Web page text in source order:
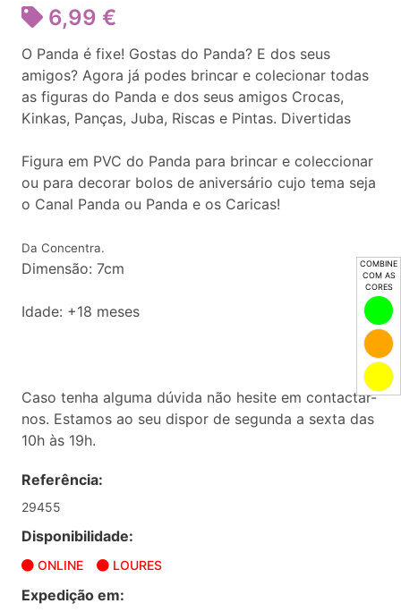
COMBINE
COM AS
CORES
6,99 €
O Panda é fixe! Gostas do Panda? E dos seus
amigos? Agora já podes brincar e colecionar todas
as figuras do Panda e dos seus amigos Crocas,
Kinkas, Panças, Juba, Riscas e Pintas. Divertidas
Figura em PVC do Panda para brincar e coleccionar
ou para decorar bolos de aniversário cujo tema seja
o Canal Panda ou Panda e os Caricas!
Da Concentra.
Dimensão: 7cm
Idade: +18 meses
Caso tenha alguma dúvida não hesite em contactar-
nos. Estamos ao seu dispor de segunda a sexta das
10h às 19h.
Referência:
29455
Disponibilidade:
ONLINE LOURES
Expedição em: